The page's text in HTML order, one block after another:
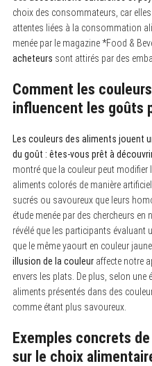
choix des consommateurs, car
attentes liées à la consommation
menée par le magazine *Food &
acheteurs sont attirés par des
Comment les
influencent les goûts
Les couleurs des aliments jouent
du goût : êtes-vous prêt à
montré que la couleur peut modifier
aliments colorés de manière
sucrés ou savoureux que leurs
étude menée par des chercheurs
révélé que les participants évaluant
que le même yaourt en couleur
illusion de la couleuraffecte notre
envers les plats. De plus, selon une
aliments présentés dans des
comme étant plus savoureux.
Exemples concrets
sur le choix